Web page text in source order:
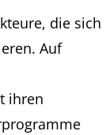
die sich
Auf
ihren